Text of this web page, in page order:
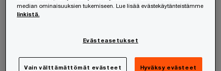
Tilikausi 2021
median ominaisuuksien tukemiseen. Lue lisää evästekäytänteistämme
linkistä.
Evästeasetukset
Vain välttämättömät evästeet Hyväksy evästeet